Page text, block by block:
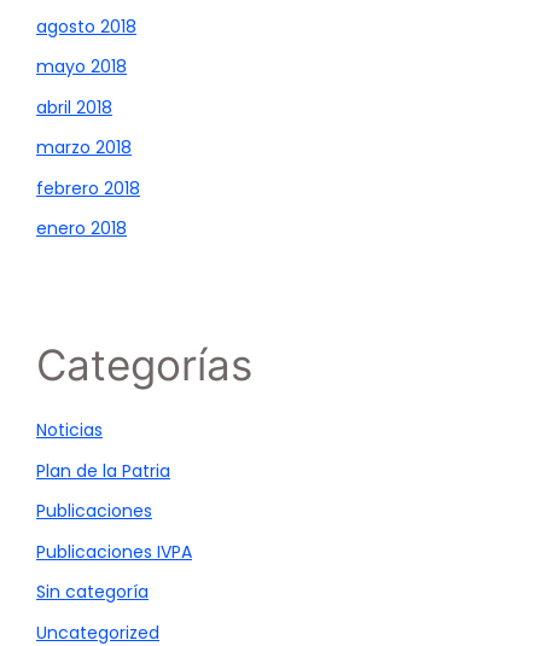
agosto 2018
mayo 2018
abril 2018
marzo 2018
febrero 2018
enero 2018
Categorías
Noticias
Plan de la Patria
Publicaciones
Publicaciones IVPA
Sin categoría
Uncategorized